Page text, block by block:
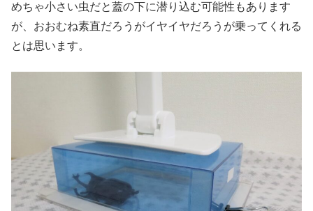
めちゃ小さい虫だと蓋の下に潜り込む可能性もあります
が、おおむね素直だろうがイヤイヤだろうが乗ってくれる
とは思います。